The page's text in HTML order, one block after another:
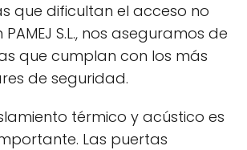
que dificultan el acceso no
S.L., nos aseguramos de
que cumplan con los más
de seguridad.
térmico y acústico es
Las puertas